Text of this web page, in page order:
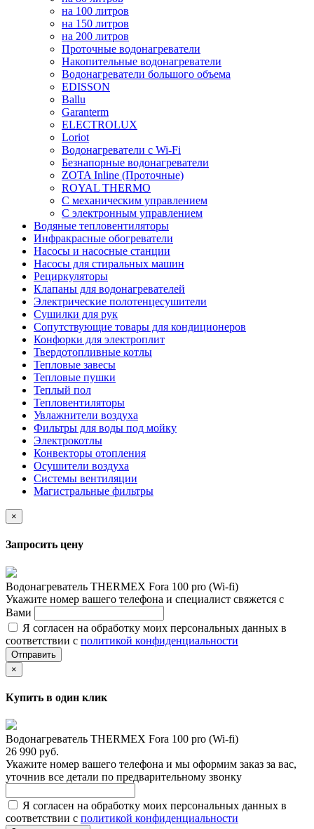
на 100 литров
на 150 литров
на 200 литров
Проточные водонагреватели
Накопительные водонагреватели
Водонагреватели большого объема
EDISSON
Ballu
Garanterm
ELECTROLUX
Loriot
Водонагреватели с Wi-Fi
Безнапорные водонагреватели
ZOTA Inline (Проточные)
ROYAL THERMO
С механическим управлением
С электронным управлением
Водяные тепловентиляторы
Инфракрасные обогреватели
Насосы и насосные станции
Насосы для стиральных машин
Рециркуляторы
Клапаны для водонагревателей
Электрические полотенцесушители
Сушилки для рук
Сопутствующие товары для кондиционеров
Конфорки для электроплит
Твердотопливные котлы
Тепловые завесы
Тепловые пушки
Теплый пол
Тепловентиляторы
Увлажнители воздуха
Фильтры для воды под мойку
Электрокотлы
Конвекторы отопления
Осушители воздуха
Системы вентиляции
Магистральные фильтры
×
Запросить цену
Водонагреватель THERMEX Fora 100 pro (Wi-fi)
Укажите номер вашего телефона и специалист свяжется с
Вами
Я согласен на обработку моих персональных данных в
соответствии с политикой конфиденциальности
Отправить
×
Купить в один клик
Водонагреватель THERMEX Fora 100 pro (Wi-fi)
26 990 руб.
Укажите номер вашего телефона и мы оформим заказ за вас,
уточнив все детали по предварительному звонку
Я согласен на обработку моих персональных данных в
соответствии с политикой конфиденциальности